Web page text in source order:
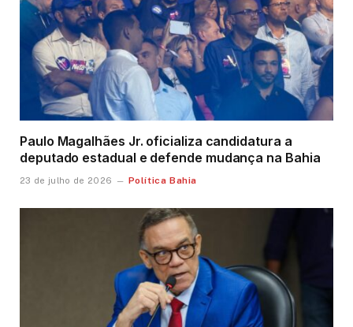
Paulo Magalhães Jr. oficializa candidatura a
deputado estadual e defende mudança na Bahia
23 de julho de 2026 Política Bahia